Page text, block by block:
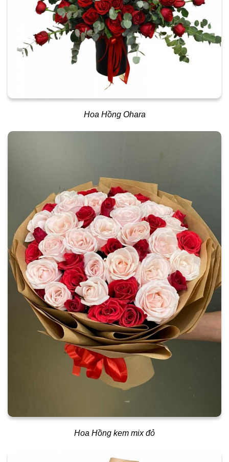
Hoa Hồng Ohara
Hoa Hồng kem mix đỏ